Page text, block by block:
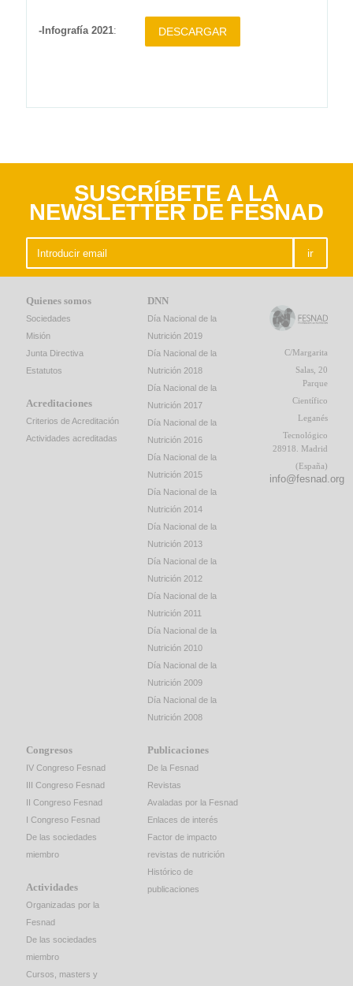
-Infografía 2021: DESCARGAR
SUSCRÍBETE A LA
NEWSLETTER DE FESNAD
ir
Quienes somos
Sociedades
Misión
Junta Directiva
Estatutos
Acreditaciones
Criterios de Acreditación
Actividades acreditadas
DNN
Día Nacional de la
Nutrición 2019
Día Nacional de la
Nutrición 2018
Día Nacional de la
Nutrición 2017
Día Nacional de la
Nutrición 2016
Día Nacional de la
Nutrición 2015
Día Nacional de la
Nutrición 2014
Día Nacional de la
Nutrición 2013
Día Nacional de la
Nutrición 2012
Día Nacional de la
Nutrición 2011
Día Nacional de la
Nutrición 2010
Día Nacional de la
Nutrición 2009
Día Nacional de la
Nutrición 2008
Congresos
IV Congreso Fesnad
III Congreso Fesnad
II Congreso Fesnad
I Congreso Fesnad
De las sociedades
miembro
Actividades
Organizadas por la
Fesnad
De las sociedades
miembro
Cursos, masters y
Publicaciones
De la Fesnad
Revistas
Avaladas por la Fesnad
Enlaces de interés
Factor de impacto
revistas de nutrición
Histórico de
publicaciones
C/Margarita
Salas, 20
Parque
Científico
Leganés
Tecnológico
28918. Madrid
(España)
info@fesnad.org